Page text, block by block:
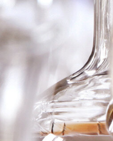
1986 Ch
Margaux